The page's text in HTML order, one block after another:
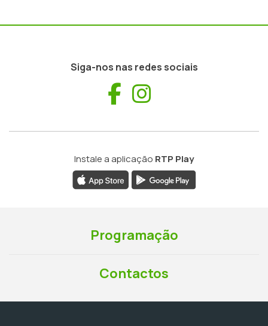
Siga-nos nas redes sociais
Facebook
Instale a aplicação RTP Play
Programação
Contactos